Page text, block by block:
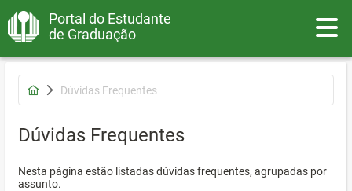
Portal do Estudante
de Graduação
Dúvidas Frequentes
Dúvidas Frequentes
Nesta página estão listadas dúvidas frequentes, agrupadas por
assunto.